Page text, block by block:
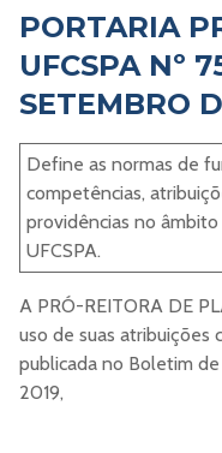
PORTARIA
UFCSPA Nº
SETEMBRO
Define as normas de
competências,
providências no
UFCSPA.
A PRÓ-REITORA DE
uso de suas atribuições
publicada no Boletim de
2019,